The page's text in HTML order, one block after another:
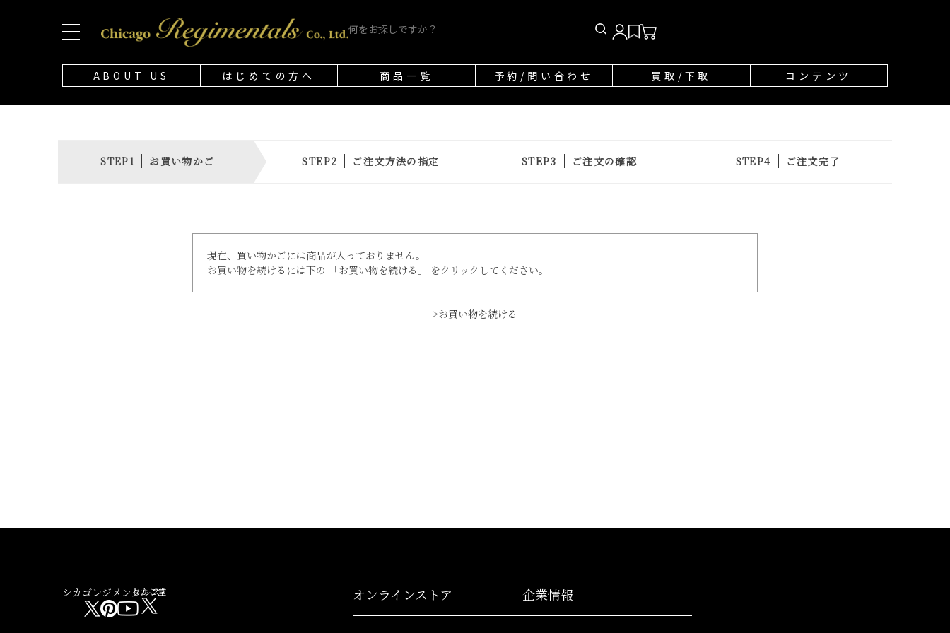
ABOUT US はじめての方へ 商品一覧 予約/問い合わせ 買取/下取 コンテンツ
お買い物かご ご注文方法の指定 ご注文の確認 ご注文完了
現在、買い物かごには商品が入っておりません。
お買い物を続けるには下の 「お買い物を続ける」 をクリックしてください。
>
シカゴレジメンタルス
しかご堂 オンラインストア 企業情報